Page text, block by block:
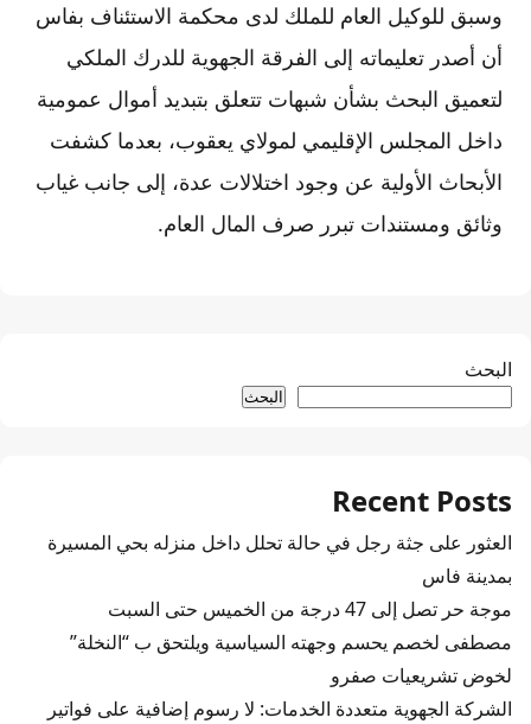
وسبق للوكيل العام للملك لدى محكمة الاستئناف بفاس
أن أصدر تعليماته إلى الفرقة الجهوية للدرك الملكي
لتعميق البحث بشأن شبهات تتعلق بتبديد أموال عمومية
داخل المجلس الإقليمي لمولاي يعقوب، بعدما كشفت
الأبحاث الأولية عن وجود اختلالات عدة، إلى جانب غياب
وثائق ومستندات تبرر صرف المال العام.
البحث
البحث
Recent Posts
العثور على جثة رجل في حالة تحلل داخل منزله بحي المسيرة
بمدينة فاس
موجة حر تصل إلى 47 درجة من الخميس حتى السبت
مصطفى لخصم يحسم وجهته السياسية ويلتحق ب “النخلة”
لخوض تشريعيات صفرو
الشركة الجهوية متعددة الخدمات: لا رسوم إضافية على فواتير